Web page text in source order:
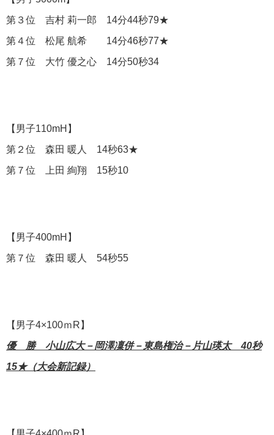
第３位 吉村 莉一郎 14分44秒79★
第４位 松尾 航希 14分46秒77★
第７位 大竹 優之心 14分50秒34
【男子110mH】
第２位 森田 暖人 14秒63★
第７位 上田 絢翔 15秒10
【男子400mH】
第７位 森田 暖人 54秒55
【男子4×100ｍR】
優 勝 小山広大－岡澤凜併－東島権治－片山瑛太 40秒
15★（大会新記録）